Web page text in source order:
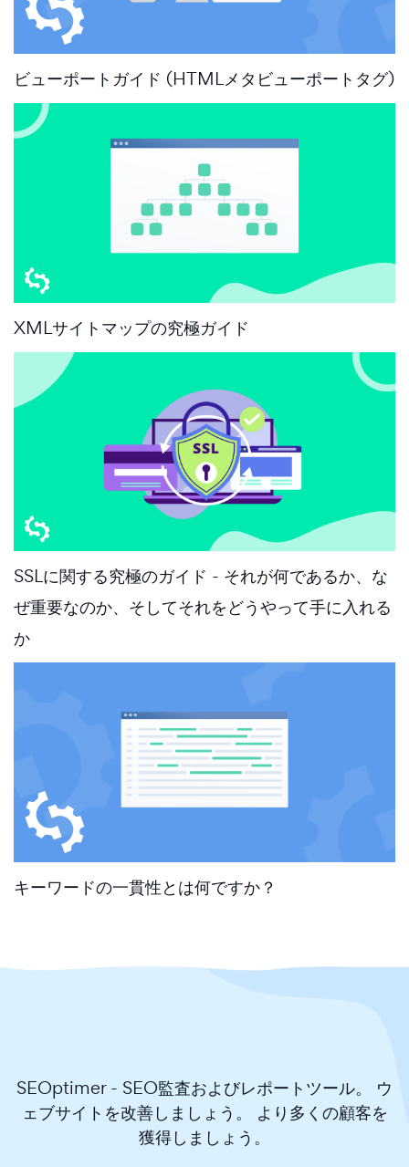
ビューポートガイド (HTMLメタビューポートタグ)
XMLサイトマップの究極ガイド
SSLに関する究極のガイド - それが何であるか、な
ぜ重要なのか、そしてそれをどうやって手に入れる
か
キーワードの一貫性とは何ですか？
SEOptimer - SEO監査およびレポートツール。 ウ
ェブサイトを改善しましょう。 より多くの顧客を
獲得しましょう。